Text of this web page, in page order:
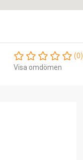
(0)
Visa omdömen